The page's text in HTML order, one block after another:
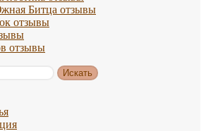
Битца отзывы
отзывы
отзывы
Искать